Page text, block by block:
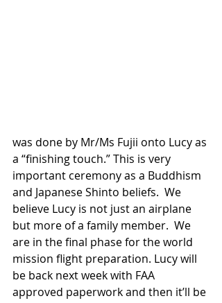
was done by Mr/Ms Fujii onto Lucy as
a “finishing touch.” This is very
important ceremony as a Buddhism
and Japanese Shinto beliefs.  We
believe Lucy is not just an airplane
but more of a family member.  We
are in the final phase for the world
mission flight preparation. Lucy will
be back next week with FAA
approved paperwork and then it’ll be